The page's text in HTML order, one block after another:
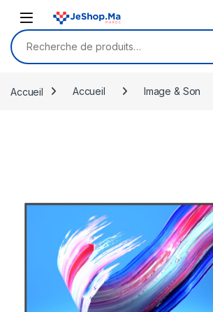
Recherche pour :
Accueil Accueil Image & Son